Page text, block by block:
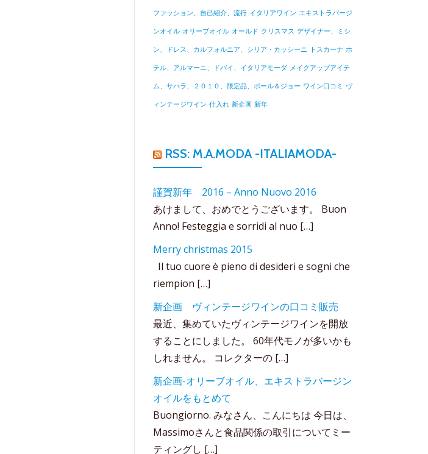
ファッション、自己紹介、流行 イタリアワイン エキストラバージ
ンオイル オリーブオイル オールド クリスマス デザイナー、ミシ
ン、ドレス、カルフォルニア、シリア・カッシーニ トスカーナ ホ
テル、アルマーニ、ドバイ、イタリアモーダ メイクアップアイテ
ム、サハラ、２０１０、限定品、ポール＆ジョー ワイン口コミ ヴ
ィンテージワイン 仕入れ 新企画 新年
RSS: M.A.MODA -ITALIAMODA-
謹賀新年 2016 – Anno Nuovo 2016
あけまして、おめでとうございます。 Buon
Anno! Festeggia e sorridi al nuo […]
Merry christmas 2015
Il tuo cuore è pieno di desideri e sogni che
riempion […]
新企画 ヴィンテージワインの口コミ販売
最近、集めていたヴィンテージワインを開放
することにしました。 60年代モノが多いかも
しれません。 コレクターの […]
新企画-オリーブオイル、エキストラバージン
オイルをもとめて
Buongiorno. みなさん、こんにちは 今日は、
Massimoさんと食品関係の取引についてミー
ティングし […]